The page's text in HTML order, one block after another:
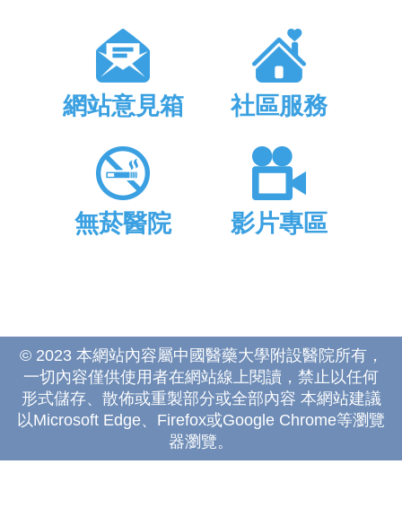
網站意見箱 社區服務
無菸醫院 影片專區
© 2023 本網站內容屬中國醫藥大學附設醫院所有，
一切內容僅供使用者在網站線上閱讀，禁止以任何
形式儲存、散佈或重製部分或全部內容 本網站建議
以Microsoft Edge、Firefox或Google Chrome等瀏覽
器瀏覽。